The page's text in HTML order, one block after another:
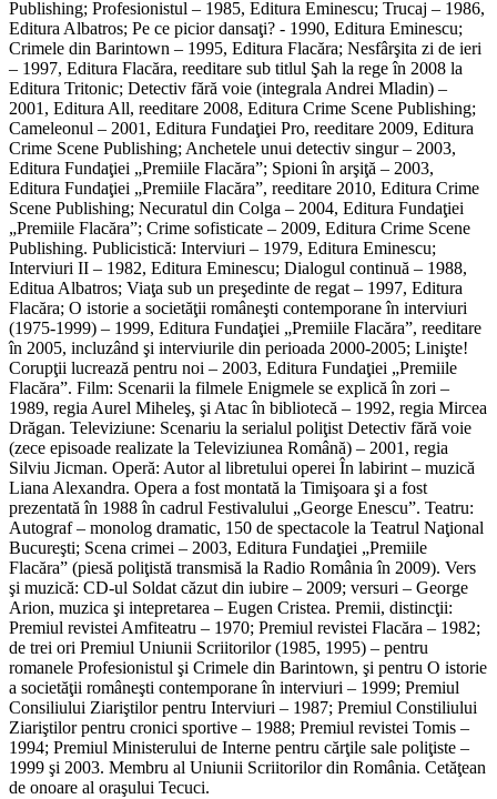
Publishing; Profesionistul – 1985, Editura Eminescu; Trucaj – 1986,
Editura Albatros; Pe ce picior dansaţi? - 1990, Editura Eminescu;
Crimele din Barintown – 1995, Editura Flacăra; Nesfârşita zi de ieri
– 1997, Editura Flacăra, reeditare sub titlul Şah la rege în 2008 la
Editura Tritonic; Detectiv fără voie (integrala Andrei Mladin) –
2001, Editura All, reeditare 2008, Editura Crime Scene Publishing;
Cameleonul – 2001, Editura Fundaţiei Pro, reeditare 2009, Editura
Crime Scene Publishing; Anchetele unui detectiv singur – 2003,
Editura Fundaţiei „Premiile Flacăra”; Spioni în arşiţă – 2003,
Editura Fundaţiei „Premiile Flacăra”, reeditare 2010, Editura Crime
Scene Publishing; Necuratul din Colga – 2004, Editura Fundaţiei
„Premiile Flacăra”; Crime sofisticate – 2009, Editura Crime Scene
Publishing. Publicistică: Interviuri – 1979, Editura Eminescu;
Interviuri II – 1982, Editura Eminescu; Dialogul continuă – 1988,
Editua Albatros; Viaţa sub un preşedinte de regat – 1997, Editura
Flacăra; O istorie a societăţii româneşti contemporane în interviuri
(1975-1999) – 1999, Editura Fundaţiei „Premiile Flacăra”, reeditare
în 2005, incluzând şi interviurile din perioada 2000-2005; Linişte!
Corupţii lucrează pentru noi – 2003, Editura Fundaţiei „Premiile
Flacăra”. Film: Scenarii la filmele Enigmele se explică în zori –
1989, regia Aurel Miheleş, şi Atac în bibliotecă – 1992, regia Mircea
Drăgan. Televiziune: Scenariu la serialul poliţist Detectiv fără voie
(zece episoade realizate la Televiziunea Română) – 2001, regia
Silviu Jicman. Operă: Autor al libretului operei În labirint – muzică
Liana Alexandra. Opera a fost montată la Timişoara şi a fost
prezentată în 1988 în cadrul Festivalului „George Enescu”. Teatru:
Autograf – monolog dramatic, 150 de spectacole la Teatrul Naţional
Bucureşti; Scena crimei – 2003, Editura Fundaţiei „Premiile
Flacăra” (piesă poliţistă transmisă la Radio România în 2009). Vers
şi muzică: CD-ul Soldat căzut din iubire – 2009; versuri – George
Arion, muzica şi intepretarea – Eugen Cristea. Premii, distincţii:
Premiul revistei Amfiteatru – 1970; Premiul revistei Flacăra – 1982;
de trei ori Premiul Uniunii Scriitorilor (1985, 1995) – pentru
romanele Profesionistul şi Crimele din Barintown, şi pentru O istorie
a societăţii româneşti contemporane în interviuri – 1999; Premiul
Consiliului Ziariştilor pentru Interviuri – 1987; Premiul Constiliului
Ziariştilor pentru cronici sportive – 1988; Premiul revistei Tomis –
1994; Premiul Ministerului de Interne pentru cărţile sale poliţiste –
1999 şi 2003. Membru al Uniunii Scriitorilor din România. Cetăţean
de onoare al oraşului Tecuci.